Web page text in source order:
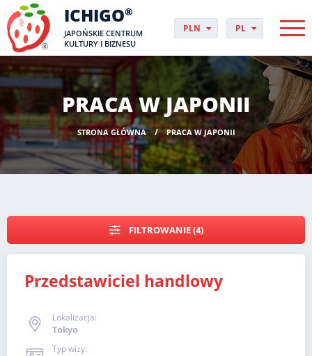
ICHIGO®
JAPOŃSKIE CENTRUM
KULTURY I BIZNESU
PLN
USD
CHF
DKK
NOK
SEK
HUF
PL
DA
DE
EN
ES
FR
HR
HU
RO
PRACA W JAPONII
STRONA GŁÓWNA PRACA W JAPONII
FILTROWANIE (4)
Przedstawiciel handlowy
Lokalizacja:
Tokyo
Typ wizy: